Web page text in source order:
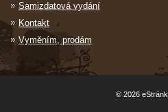
Samizdatová vydání
Kontakt
Vyměním, prodám
© 2026